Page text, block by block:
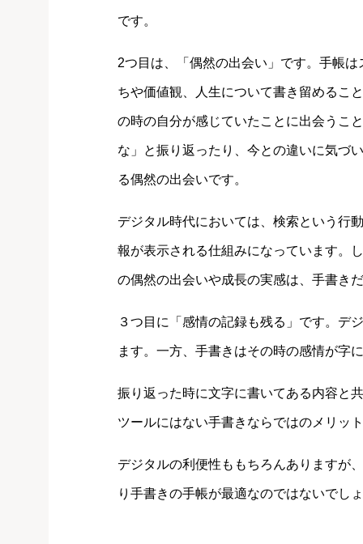
です。
2つ目は、「偶然の出会い」です。手帳
ちや価値観、人生について書き留めるこ
の時の自分が感じていたことに出会うこ
な」と振り返ったり、今との違いに気づ
る偶然の出会いです。
デジタル時代においては、検索という行
報が表示される仕組みになっています。
の偶然の出会いや成長の実感は、手書き
３つ目に「感情の記録も残る」です。デ
ます。一方、手書きはその時の感情が字
振り返った時に文字に書いてある内容と
ツールにはない手書きならではのメリッ
デジタルの利便性ももちろんありますが
り手書きの手帳が最適なのではないでし